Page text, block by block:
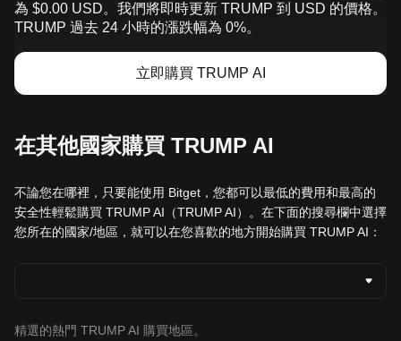
為 $0.00 USD。我們將即時更新 TRUMP 到 USD 的價格。
TRUMP 過去 24 小時的漲跌幅為 0%。
立即購買 TRUMP AI
在其他國家購買 TRUMP AI
不論您在哪裡，只要能使用 Bitget，您都可以最低的費用和最高的
安全性輕鬆購買 TRUMP AI（TRUMP AI）。在下面的搜尋欄中選擇
您所在的國家/地區，就可以在您喜歡的地方開始購買 TRUMP AI：
精選的熱門 TRUMP AI 購買地區。